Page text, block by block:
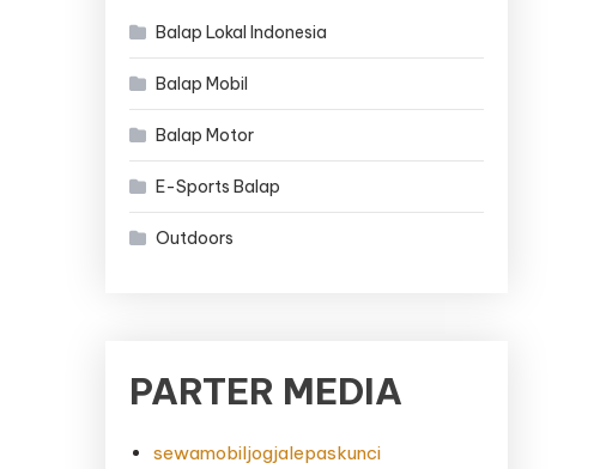
Balap Lokal Indonesia
Balap Mobil
Balap Motor
E-Sports Balap
Outdoors
PARTER MEDIA
sewamobiljogjalepaskunci